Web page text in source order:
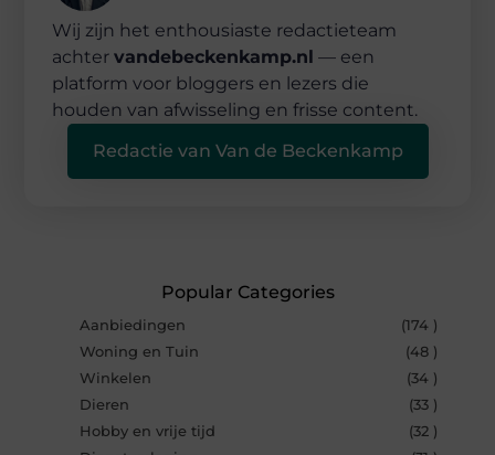
Wij zijn het enthousiaste redactieteam
achtervandebeckenkamp.nl — een
platform voor bloggers en lezers die
houden van afwisseling en frisse content.
Redactie van Van de Beckenkamp
Popular Categories
Aanbiedingen
(174 )
Woning en Tuin
(48 )
Winkelen
(34 )
Dieren
(33 )
Hobby en vrije tijd
(32 )